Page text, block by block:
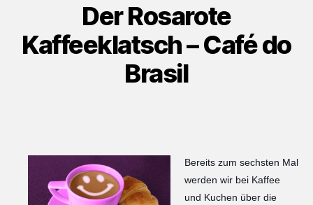
Der Rosarote
Kaffeeklatsch – Café do
Brasil
Bereits zum sechsten Mal
werden wir bei Kaffee
und Kuchen über die